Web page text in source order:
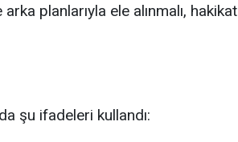
planlarıyla ele alınmalı, hakikat
şu ifadeleri kullandı: